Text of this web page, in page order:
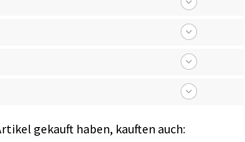
gekauft haben, kauften auch: